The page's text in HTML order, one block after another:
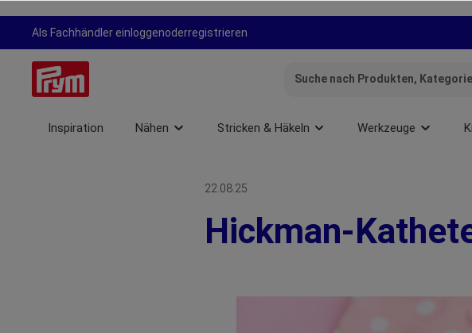
Zur Hauptnavigation springen
Als Fachhändler einloggenoderregistrieren
Inspiration Nähen Stricken & Häkeln Werkzeuge
22.08.25
Hickman-